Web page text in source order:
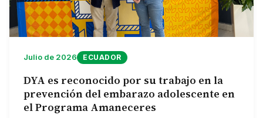
Julio de 2026 ECUADOR
DYA es reconocido por su trabajo en la
prevención del embarazo adolescente en
el Programa Amaneceres